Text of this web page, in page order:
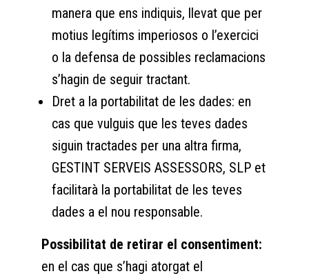
manera que ens indiquis, llevat que per
motius legítims imperiosos o l’exercici
o la defensa de possibles reclamacions
s’hagin de seguir tractant.
Dret a la portabilitat de les dades: en
cas que vulguis que les teves dades
siguin tractades per una altra firma,
GESTINT SERVEIS ASSESSORS, SLP et
facilitarà la portabilitat de les teves
dades a el nou responsable.
Possibilitat de retirar el consentiment:
en el cas que s’hagi atorgat el